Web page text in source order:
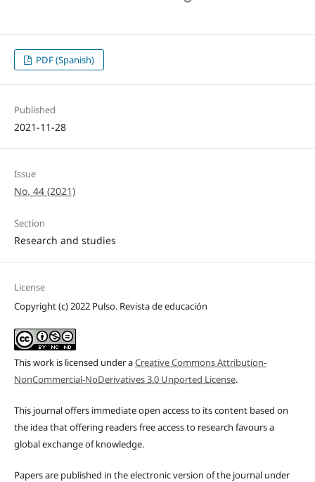
PDF (Spanish)
Published
2021-11-28
Issue
No. 44 (2021)
Section
Research and studies
License
Copyright (c) 2022 Pulso. Revista de educación
This work is licensed under aCreative Commons Attribution-
NonCommercial-NoDerivatives 3.0 Unported License.
This journal offers immediate open access to its content based on
the idea that offering readers free access to research favours a
global exchange of knowledge.
Papers are published in the electronic version of the journal under